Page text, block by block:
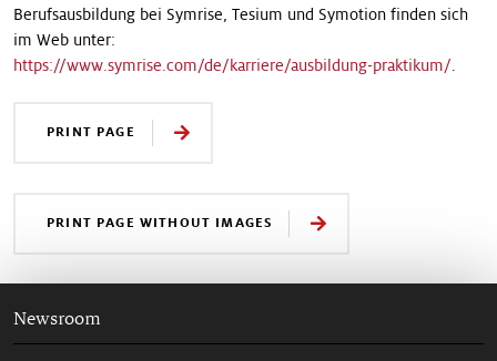
Berufsausbildung bei Symrise, Tesium und Symotion finden sich
im Web unter:
https://www.symrise.com/de/karriere/ausbildung-praktikum/
PRINT PAGE
PRINT PAGE WITHOUT IMAGES
Newsroom